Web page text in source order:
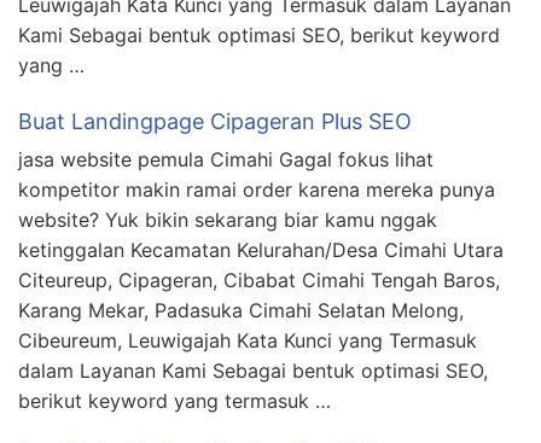
Leuwigajah Kata Kunci yang Termasuk dalam Layanan
Kami Sebagai bentuk optimasi SEO, berikut keyword
yang …
Buat Landingpage Cipageran Plus SEO
jasa website pemula Cimahi Gagal fokus lihat
kompetitor makin ramai order karena mereka punya
website? Yuk bikin sekarang biar kamu nggak
ketinggalan Kecamatan Kelurahan/Desa Cimahi Utara
Citeureup, Cipageran, Cibabat Cimahi Tengah Baros,
Karang Mekar, Padasuka Cimahi Selatan Melong,
Cibeureum, Leuwigajah Kata Kunci yang Termasuk
dalam Layanan Kami Sebagai bentuk optimasi SEO,
berikut keyword yang termasuk …